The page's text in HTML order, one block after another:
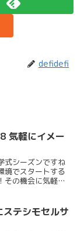
defidefi
気軽にイメー
式シーズンですね
境でスタートする
その機会に気軽に
タッフもパーマや
てい...
テシモセルサ